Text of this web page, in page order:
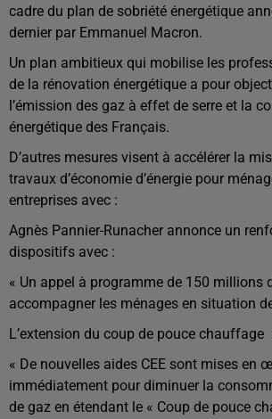
cadre du plan de sobriété énergétique
dernier par Emmanuel Macron.
Un plan ambitieux qui mobilise les
de la rénovation énergétique a pour
l’émission des gaz à effet de serre et la
énergétique des Français.
D’autres mesures visent à accélérer la
travaux d’économie d’énergie pour
entreprises avec :
Agnès Pannier-Runacher annonce un
dispositifs avec :
« Un appel à programme de 150 millions
accompagner les ménages en situation
L’extension du coup de pouce chauffage
« De nouvelles aides CEE sont mises en
immédiatement pour diminuer la
de gaz en étendant le « Coup de pouce